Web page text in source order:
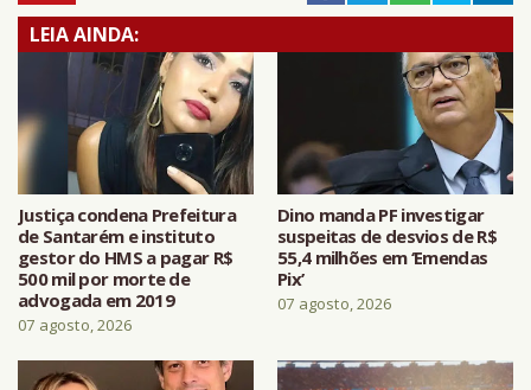
LEIA AINDA:
Justiça condena Prefeitura
de Santarém e instituto
gestor do HMS a pagar R$
500 mil por morte de
advogada em 2019
07 agosto, 2026
Dino manda PF investigar
suspeitas de desvios de R$
55,4 milhões em ‘Emendas
Pix’
07 agosto, 2026